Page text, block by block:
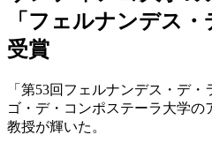
「フェルナンデス・
受賞
「第53回フェルナンデス・デ
ゴ・デ・コンポステーラ大学
教授が輝いた。